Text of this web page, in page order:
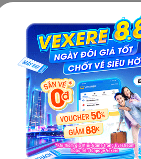
Ứng
Vexere -
cao, 5000+
vụ thuê xe
Ứng dụng
người dùng
chóng và
Tải ứng